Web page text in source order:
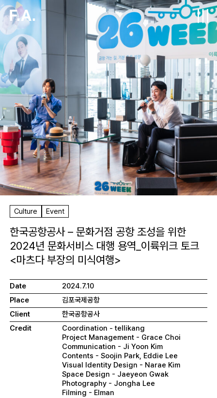
F.A.
Culture Event
한국공항공사 – 문화거점 공항 조성을 위한
2024년 문화서비스 대행 용역_이륙위크 토크
<마츠다 부장의 미식여행>
Date
2024.7.10
Place
김포국제공항
Client
한국공항공사
Credit
Coordination - tellikang
Project Management - Grace Choi
Communication - Ji Yoon Kim
Contents - Soojin Park, Eddie Lee
Visual Identity Design - Narae Kim
Space Design - Jaeyeon Gwak
Photography - Jongha Lee
Filming - Elman